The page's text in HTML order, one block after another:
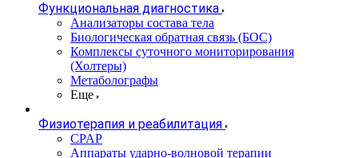
Функциональная диагностика
Анализаторы состава тела
Биологическая обратная связь (БОС)
Комплексы суточного мониторирования
(Холтеры)
Метаболографы
Еще
Физиотерапия и реабилитация
CPAP
Аппараты ударно-волновой терапии